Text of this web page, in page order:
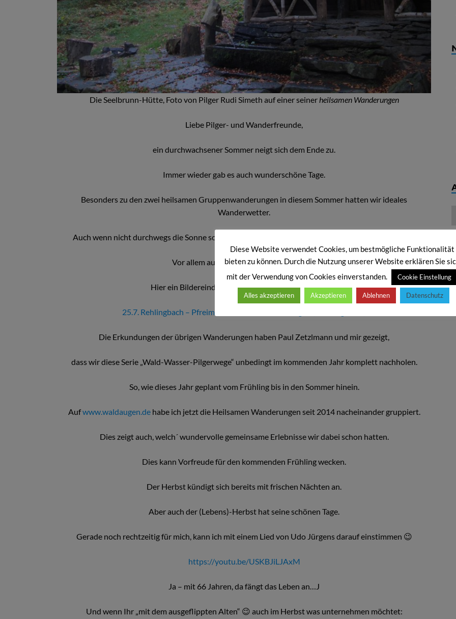
Die Seelbrunn-Hütte, Foto von Pilger Rudi Simeth auf einer seiner heilsamen Wanderungen
Liebe Pilger- und Wanderfreunde,
ein durchwachsener Sommer neigt sich dem Ende zu.
Immer wieder gab es auch wunderschöne Tage.
Besonders zu den zwei heilsamen Gruppenwanderungen in diesem Sommer hatten wir ideales
Wanderwetter.
Auch wenn nicht durchwegs die Sonne schien, genossen wir die gemeinsamen Zeiten mehr denn je!
Vor allem auch in Pauls Heimat Waidhaus
Hier ein Bildereindruck dazu mit Musik von „vuimera“:
25.7. Rehlingbach – Pfreimd – Heilsame Wanderungen (waldaugen.de)
Die Erkundungen der übrigen Wanderungen haben Paul Zetzlmann und mir gezeigt,
dass wir diese Serie „Wald-Wasser-Pilgerwege“ unbedingt im kommenden Jahr komplett nachholen.
So, wie dieses Jahr geplant vom Frühling bis in den Sommer hinein.
Aufwww.waldaugen.dehabe ich jetzt die Heilsamen Wanderungen seit 2014 nacheinander gruppiert.
Dies zeigt auch, welch´ wundervolle gemeinsame Erlebnisse wir dabei schon hatten.
Dies kann Vorfreude für den kommenden Frühling wecken.
Der Herbst kündigt sich bereits mit frischen Nächten an.
Aber auch der (Lebens)-Herbst hat seine schönen Tage.
Gerade noch rechtzeitig für mich, kann ich mit einem Lied von Udo Jürgens darauf einstimmen 😉
https://youtu.be/USKBJiLJAxM
Ja – mit 66 Jahren, da fängt das Leben an…J
Und wenn Ihr „mit dem ausgeflippten Alten“ 😉 auch im Herbst was unternehmen möchtet:
Diese Website verwendet Cookies, um bestmögliche Funktionalität
bieten zu können. Durch die Nutzung unserer Website erklären Sie
mit der Verwendung von Cookies einverstanden.
Cookie Einstellung
Alles akzeptieren Akzeptieren Ablehnen Datenschutz